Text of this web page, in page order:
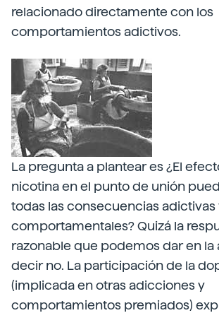
relacionado directamente con los
comportamientos adictivos.
La pregunta a plantear es ¿El
nicotina en el punto de unión
todas las consecuencias adictivas
comportamentales? Quizá la
razonable que podemos dar en la
decir no. La participación de la
(implicada en otras adicciones y
comportamientos premiados)